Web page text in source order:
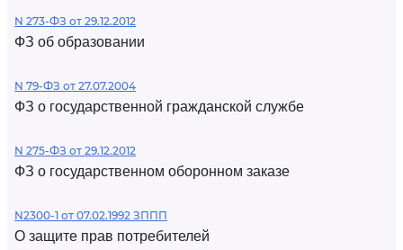
N 273-ФЗ от 29.12.2012
ФЗ об образовании
N 79-ФЗ от 27.07.2004
ФЗ о государственной гражданской службе
N 275-ФЗ от 29.12.2012
ФЗ о государственном оборонном заказе
N2300-1 от 07.02.1992 ЗППП
О защите прав потребителей